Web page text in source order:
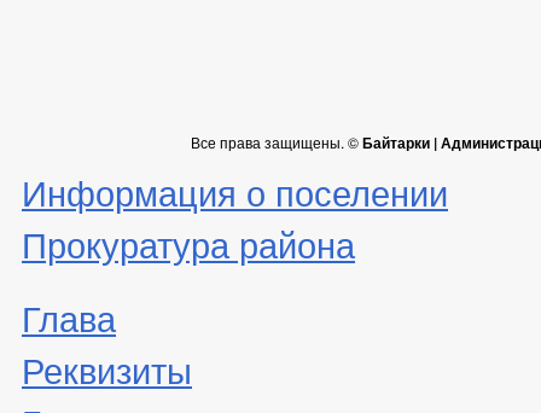
Все права защищены. ©Байтарки |
Информация о поселении
Прокуратура района
Глава
Реквизиты